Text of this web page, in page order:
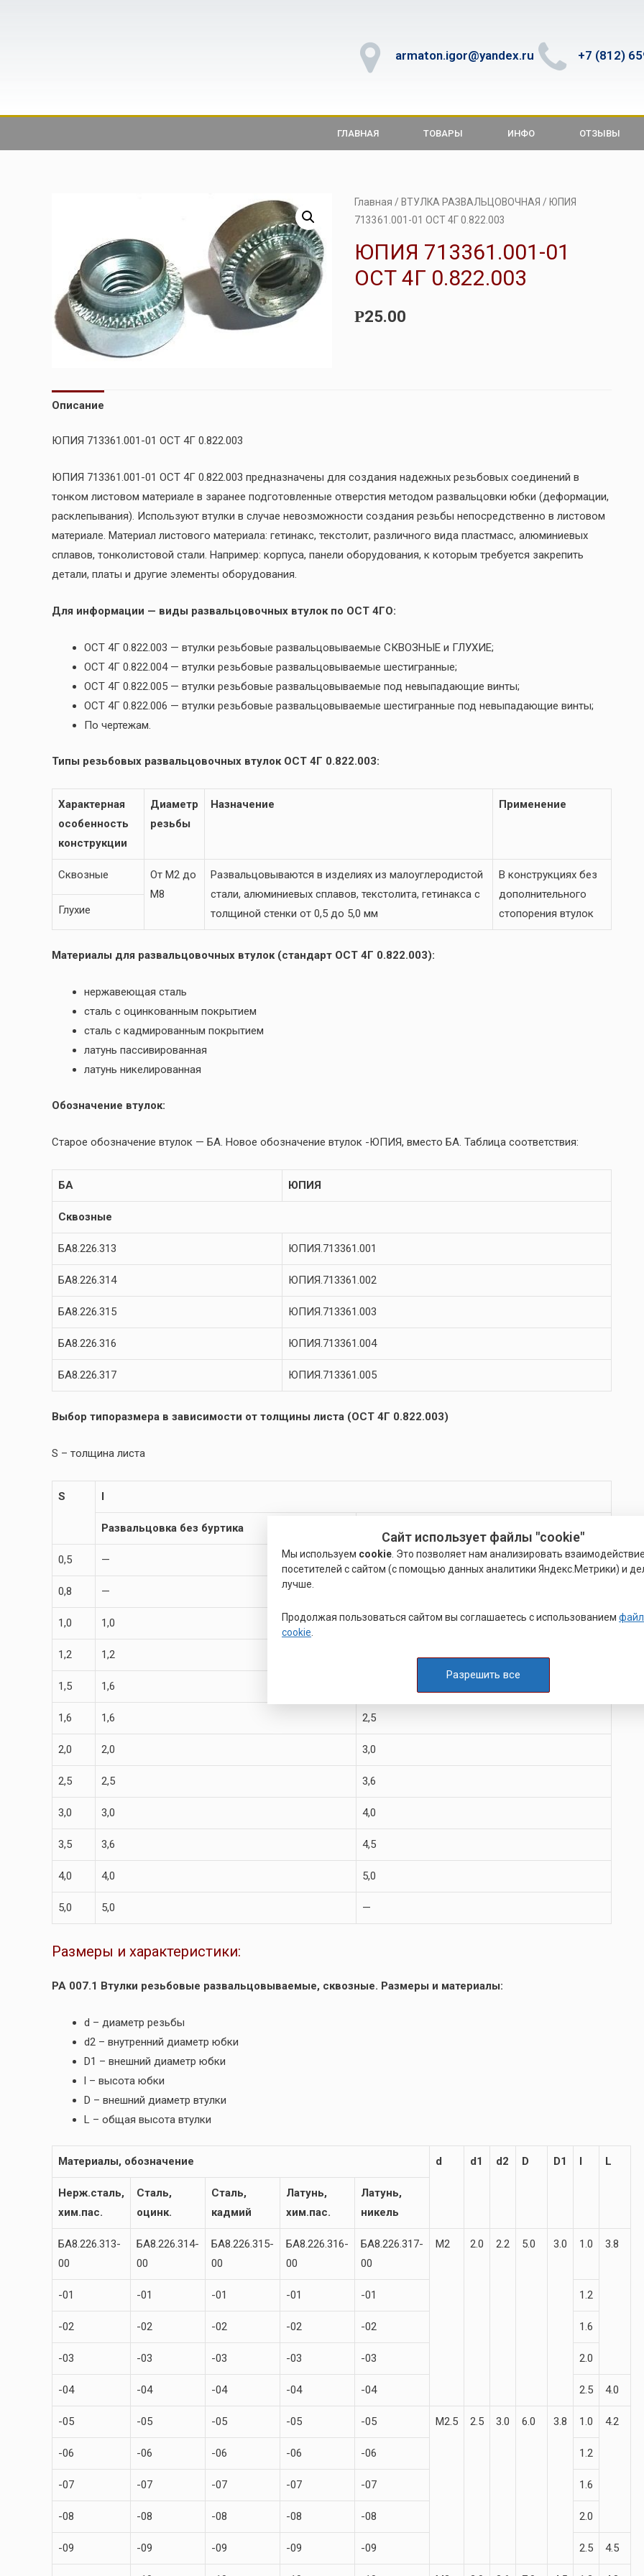
armaton.igor@yandex.ru +7 (812)
ГЛАВНАЯ ТОВАРЫ ИНФО ОТЗЫВЫ
Главная / ВТУЛКА РАЗВАЛЬЦОВОЧНАЯ / ЮПИЯ
713361.001-01 ОСТ 4Г 0.822.003
ЮПИЯ 713361.001-01
ОСТ 4Г 0.822.003
Р25.00
Описание
ЮПИЯ 713361.001-01 ОСТ 4Г 0.822.003
ЮПИЯ 713361.001-01 ОСТ 4Г 0.822.003 предназначены для создания надежных резьбовых соединений в
тонком листовом материале в заранее подготовленные отверстия методом развальцовки юбки (деформации,
расклепывания). Используют втулки в случае невозможности создания резьбы непосредственно в листовом
материале. Материал листового материала: гетинакс, текстолит, различного вида пластмасс, алюминиевых
сплавов, тонколистовой стали. Например: корпуса, панели оборудования, к которым требуется закрепить
детали, платы и другие элементы оборудования.
Для информации — виды развальцовочных втулок по ОСТ 4ГО:
ОСТ 4Г 0.822.003 — втулки резьбовые развальцовываемые СКВОЗНЫЕ и ГЛУХИЕ;
ОСТ 4Г 0.822.004 — втулки резьбовые развальцовываемые шестигранные;
ОСТ 4Г 0.822.005 — втулки резьбовые развальцовываемые под невыпадающие винты;
ОСТ 4Г 0.822.006 — втулки резьбовые развальцовываемые шестигранные под невыпадающие винты;
По чертежам.
Типы резьбовых развальцовочных втулок ОСТ 4Г 0.822.003:
Характерная
особенность
конструкции
Диаметр
резьбы
Назначение Применение
Сквозные
От М2 до
М8
Развальцовываются в изделиях из малоуглеродистой
стали, алюминиевых сплавов, текстолита, гетинакса с
толщиной стенки от 0,5 до 5,0 мм
В конструкциях без
дополнительного
стопорения втулок
Глухие
Материалы для развальцовочных втулок (стандарт ОСТ 4Г 0.822.003):
нержавеющая сталь
сталь с оцинкованным покрытием
сталь с кадмированным покрытием
латунь пассивированная
латунь никелированная
Обозначение втулок:
Старое обозначение втулок — БА. Новое обозначение втулок -ЮПИЯ, вместо БА. Таблица соответствия:
БА ЮПИЯ
Сквозные
БА8.226.313 ЮПИЯ.713361.001
БА8.226.314 ЮПИЯ.713361.002
БА8.226.315 ЮПИЯ.713361.003
БА8.226.316 ЮПИЯ.713361.004
БА8.226.317 ЮПИЯ.713361.005
Выбор типоразмера в зависимости от толщины листа (ОСТ 4Г 0.822.003)
S – толщина листа
S
Развальцовка без буртика
0,5 — 1,2
0,8 —
1,0 1,0 1,6
1,2 1,2
1,5 1,6
1,6 1,6 2,5
2,0 2,0 3,0
2,5 2,5 3,6
3,0 3,0 4,0
3,5 3,6 4,5
4,0 4,0 5,0
5,0 5,0 —
Размеры и характеристики:
РА 007.1 Втулки резьбовые развальцовываемые, сквозные. Размеры и материалы:
d – диаметр резьбы
d2 – внутренний диаметр юбки
D1 – внешний диаметр юбки
l – высота юбки
D – внешний диаметр втулки
L – общая высота втулки
Материалы, обозначение d d1 d2 D D1 L
Нерж.сталь,
хим.пас.
Сталь,
оцинк.
Сталь,
кадмий
Латунь,
хим.пас.
Латунь,
никель
БА8.226.313-
00
БА8.226.314-
00
БА8.226.315-
00
БА8.226.316-
00
БА8.226.317-
00
М2 2.0 2.2 5.0 3.0 1.0 3.8
-01 -01 -01 -01 -01 1.2
-02 -02 -02 -02 -02 1.6
-03 -03 -03 -03 -03 2.0
-04 -04 -04 -04 -04 2.5 4.0
-05 -05 -05 -05 -05 М2.5 2.5 3.0 6.0 3.8 1.0 4.2
-06 -06 -06 -06 -06 1.2
-07 -07 -07 -07 -07 1.6
-08 -08 -08 -08 -08 2.0
-09 -09 -09 -09 -09 2.5 4.5
Сайт использует файлы "cookie"
Мы используем cookie . Это позволяет нам анализировать
посетителей с сайтом (с помощью данных аналитики Яндекс.Метрики) и
лучше.
Продолжая пользоваться сайтом вы соглашаетесь с использованием
cookie
Разрешить все